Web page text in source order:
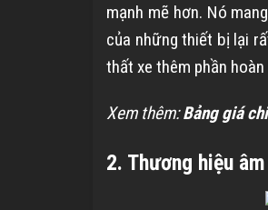
mạnh mẽ hơn. Nó
của những thiết bị lại
thất xe thêm phần hoàn
Xem thêm:Bảng giá
2. Thương hiệu